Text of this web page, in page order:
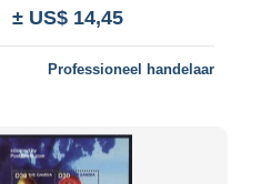
± US$ 14,45
Professioneel handelaar